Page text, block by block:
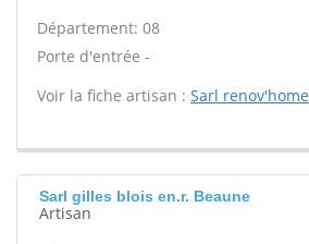
Département: 08
Porte d'entrée -
Voir la fiche artisan : Sarl renov'home
Sarl gilles blois en.r. Beaune
Artisan